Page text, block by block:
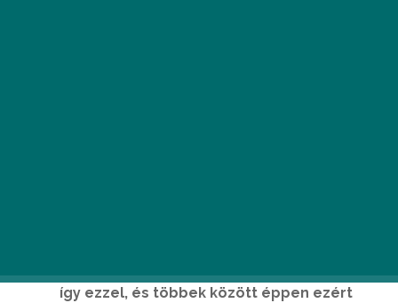
I
így ezzel, és többek között éppen ezért